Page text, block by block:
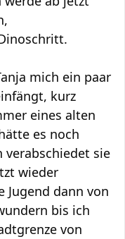
mich ein paar
kurz
eines alten
es noch
verabschiedet sie
wieder
Jugend dann von
bis ich
von